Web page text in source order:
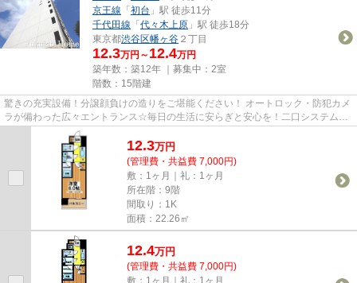
京王線 「初台 」駅 徒歩11分
千代田線 「代々木上原 」駅 徒歩18分
東京都渋谷区幡ヶ谷 ２丁目
12.3万円～ 12.4万円
築年数：築12年 ｜募集中： 2室
階数：15階建
驚きの充実設備！分譲顔負けの造りをご堪能ください！ オートロック・防犯カメ
ラが備わった広々エントランス☆毎日の生活に安らぎと安心を！二口システム・
浴室乾燥機・追い焚きなどの...
12.3万円
(管理費・共益費 7,000円)
敷：1ヶ月｜礼：1ヶ月
所在階：9階
間取り：1K
面積：22.26㎡
12.4万円
(管理費・共益費 7,000円)
敷：1ヶ月｜礼：1ヶ月